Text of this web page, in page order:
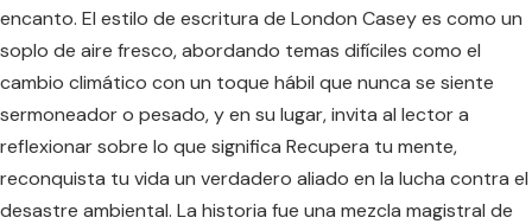
encanto. El estilo de escritura de London Casey es como un
soplo de aire fresco, abordando temas difíciles como el
cambio climático con un toque hábil que nunca se siente
sermoneador o pesado, y en su lugar, invita al lector a
reflexionar sobre lo que significa Recupera tu mente,
reconquista tu vida un verdadero aliado en la lucha contra el
desastre ambiental. La historia fue una mezcla magistral de